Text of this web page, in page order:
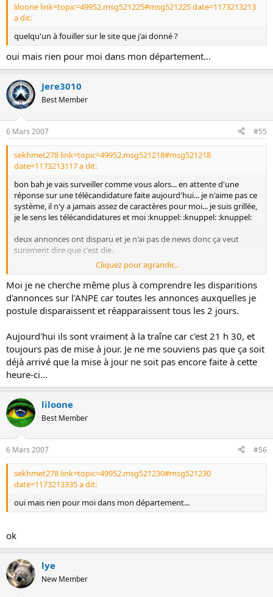
liloone link=topic=49952.msg521225#msg521225 date=1173213213
a dit:
quelqu'un à fouiller sur le site que j'ai donné ?
oui mais rien pour moi dans mon département...
Jere3010
Best Member
6 Mars 2007 #55
sekhmet278 link=topic=49952.msg521218#msg521218
date=1173213117 a dit:
bon bah je vais surveiller comme vous alors... en attente d'une
réponse sur une télécandidature faite aujourd'hui... je n'aime pas ce
système, il n'y a jamais assez de caractères pour moi... je suis grillée,
je le sens les télécandidatures et moi :knuppel: :knuppel: :knuppel:
deux annonces ont disparu et je n'ai pas de news donc ça veut
surement dire que c'est die.
pas de news des intérims même pour l'usine :tickedoff:
Cliquez pour agrandir...
Moi je ne cherche même plus à comprendre les disparitions
d'annonces sur l'ANPE car toutes les annonces auxquelles je
postule disparaissent et réapparaissent tous les 2 jours.
Aujourd'hui ils sont vraiment à la traîne car c'est 21 h 30, et
toujours pas de mise à jour. Je ne me souviens pas que ça soit
déjà arrivé que la mise à jour ne soit pas encore faite à cette
heure-ci...
liloone
Best Member
6 Mars 2007 #56
sekhmet278 link=topic=49952.msg521230#msg521230
date=1173213335 a dit:
oui mais rien pour moi dans mon département...
ok
lye
New Member